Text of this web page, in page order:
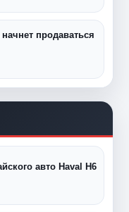
продаваться
авто Haval H6